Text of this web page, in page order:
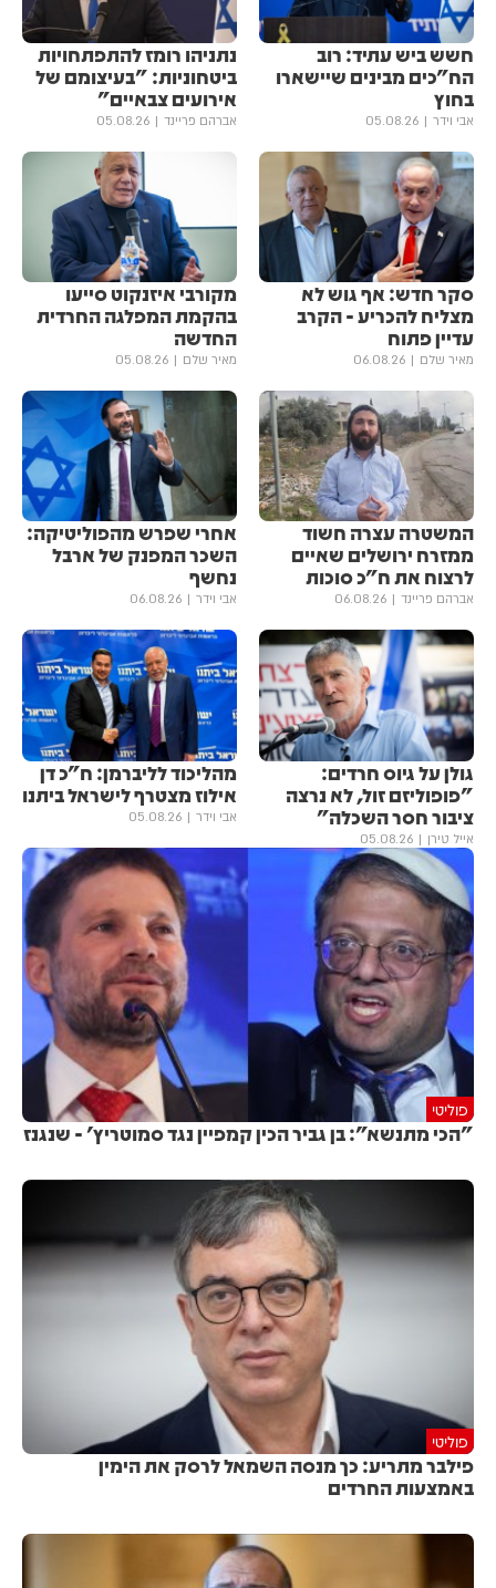
חשש ביש עתיד: רוב
הח"כים מבינים שיישארו
בחוץ
אבי וידר 05.08.26
נתניהו רומז להתפתחויות
ביטחוניות: "בעיצומם של
אירועים צבאיים"
אברהם פריינד 05.08.26
סקר חדש: אף גוש לא
מצליח להכריע - הקרב
עדיין פתוח
מאיר שלם 06.08.26
מקורבי איזנקוט סייעו
בהקמת המפלגה החרדית
החדשה
מאיר שלם 05.08.26
המשטרה עצרה חשוד
ממזרח ירושלים שאיים
לרצוח את ח"כ סוכות
אברהם פריינד 06.08.26
אחרי שפרש מהפוליטיקה:
השכר המפנק של ארבל
נחשף
אבי וידר 06.08.26
גולן ‏על גיוס חרדים:
"פופוליזם זול, לא נרצה
ציבור חסר השכלה"
אייל טירן 05.08.26
מהליכוד לליברמן: ח"כ דן
אילוז מצטרף לישראל ביתנו
אבי וידר 05.08.26
פוליטי
"הכי מתנשא": בן גביר הכין קמפיין נגד סמוטריץ' - שנגנז
פוליטי
פילבר מתריע: כך מנסה השמאל לרסק את הימין
באמצעות החרדים